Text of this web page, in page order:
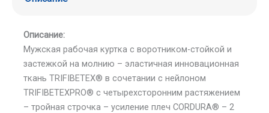
Описание:
Мужская рабочая куртка с воротником-стойкой и
застежкой на молнию – эластичная инновационная
ткань TRIFIBETEX® в сочетании с нейлоном
TRIFIBETEXPRO® с четырехсторонним растяжением
– тройная строчка – усиление плеч CORDURA® – 2